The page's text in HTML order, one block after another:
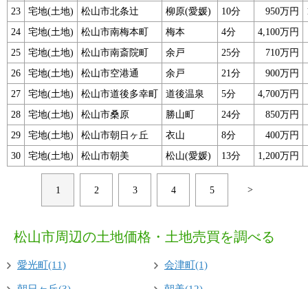
23
宅地(土地) 松山市北条辻 柳原(愛媛) 10分 950万円
24
宅地(土地) 松山市南梅本町 梅本 4分
4,100万円
25
宅地(土地) 松山市南斎院町 余戸 25分
710万円
26
宅地(土地) 松山市空港通 余戸 21分
900万円
27
宅地(土地) 松山市道後多幸町 道後温泉 5分
4,700万円
28
宅地(土地) 松山市桑原 勝山町 24分
850万円
29
宅地(土地) 松山市朝日ヶ丘 衣山 8分
400万円
30
宅地(土地) 松山市朝美 松山(愛媛) 13分 1,200万円
1 2 3 4 5 >
松山市周辺の土地価格・土地売買を調べる
愛光町(11) 会津町(1)